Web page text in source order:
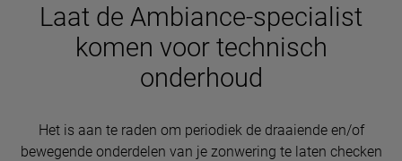
Laat de Ambiance-specialist
komen voor technisch
onderhoud
Het is aan te raden om periodiek de draaiende en/of
bewegende onderdelen van je zonwering te laten checken